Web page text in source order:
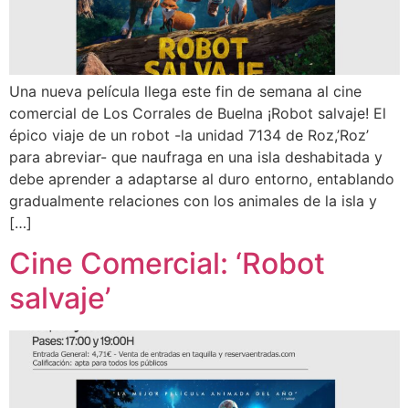
Una nueva película llega este fin de semana al cine
comercial de Los Corrales de Buelna ¡Robot salvaje! El
épico viaje de un robot -la unidad 7134 de Roz,’Roz’
para abreviar- que naufraga en una isla deshabitada y
debe aprender a adaptarse al duro entorno, entablando
gradualmente relaciones con los animales de la isla y
[…]
Cine Comercial: ‘Robot
salvaje’